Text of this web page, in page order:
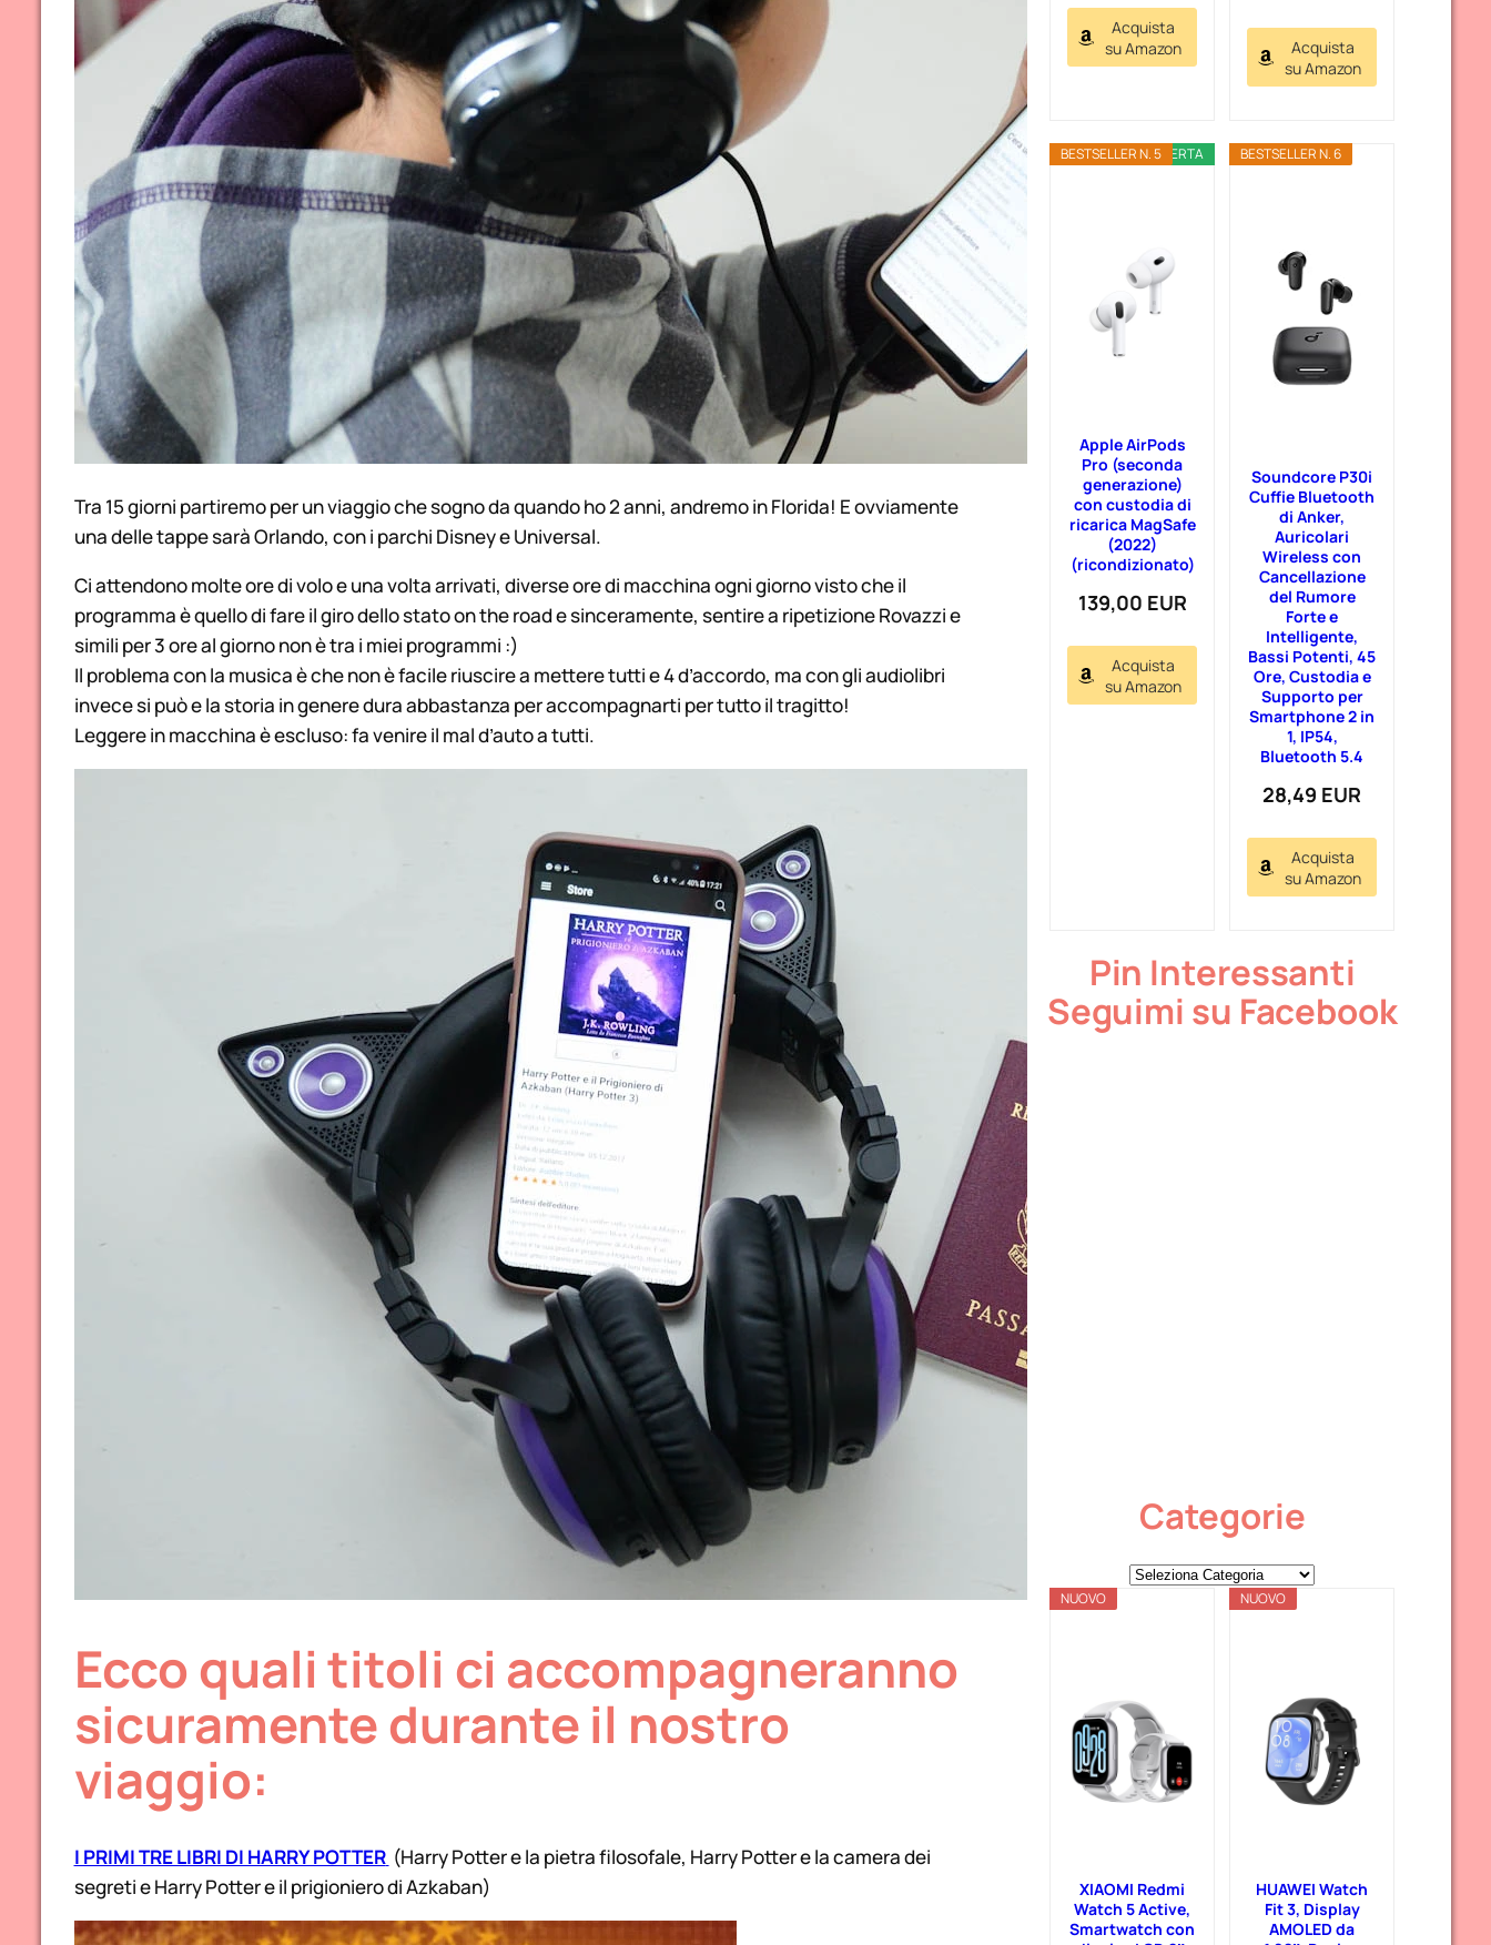
Tra 15 giorni partiremo per un viaggio che sogno da quando ho 2 anni, andremo in Florida! E ovviamente
una delle tappe sarà Orlando, con i parchi Disney e Universal.
Ci attendono molte ore di volo e una volta arrivati, diverse ore di macchina ogni giorno visto che il
programma è quello di fare il giro dello stato on the road e sinceramente, sentire a ripetizione Rovazzi e
simili per 3 ore al giorno non è tra i miei programmi :)
Il problema con la musica è che non è facile riuscire a mettere tutti e 4 d’accordo, ma con gli audiolibri
invece si può e la storia in genere dura abbastanza per accompagnarti per tutto il tragitto!
Leggere in macchina è escluso: fa venire il mal d’auto a tutti.
Ecco quali titoli ci accompagneranno
sicuramente durante il nostro
viaggio:
I PRIMI TRE LIBRI DI HARRY POTTER (Harry Potter e la pietra filosofale, Harry Potter e la camera dei
segreti e Harry Potter e il prigioniero di Azkaban)
Acquista
su Amazon
Acquista
su Amazon
OFFERTA
BESTSELLER N. 5
Apple AirPods
Pro (seconda
generazione)
con custodia di
ricarica MagSafe
(2022)
(ricondizionato)
139,00 EUR
Acquista
su Amazon
BESTSELLER N. 6
Soundcore P30i
Cuffie Bluetooth
di Anker,
Auricolari
Wireless con
Cancellazione
del Rumore
Forte e
Intelligente,
Bassi Potenti, 45
Ore, Custodia e
Supporto per
Smartphone 2 in
1, IP54,
Bluetooth 5.4
28,49 EUR
Acquista
su Amazon
Pin Interessanti
Seguimi su Facebook
Categorie
C
o
r
i
NUOVO
XIAOMI Redmi
Watch 5 Active,
Smartwatch con
NUOVO
HUAWEI Watch
Fit 3, Display
AMOLED da